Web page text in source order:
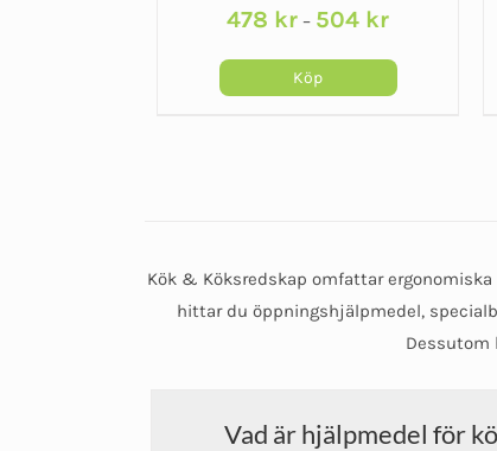
Betygsatt
0
5
478 kr – 504 krPrisintervall:
Köp
varianter.
De
Kök & Köksredskap omfattar
hittar du öppningshjälpmedel,
Dessutom
Vad är hjälpmedel för